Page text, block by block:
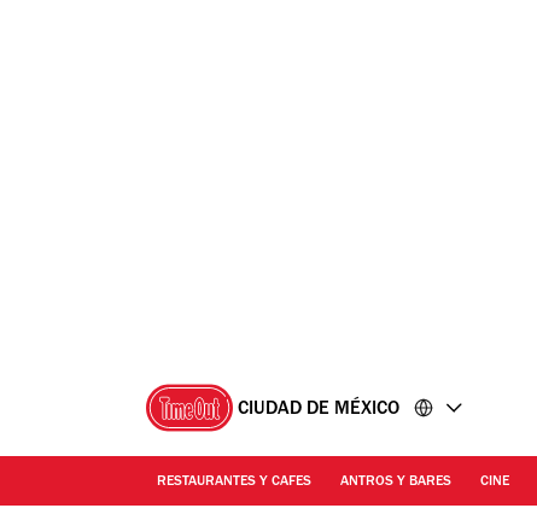
CIUDAD DE MÉXICO
RESTAURANTES Y CAFES ANTROS Y BARES CINE